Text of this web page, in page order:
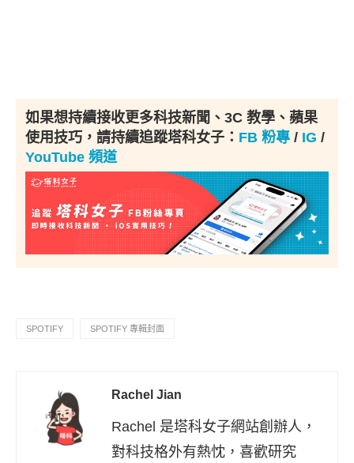
如果想持續接收更多科技新聞、3C 教學、蘋果
使用技巧，請持續追蹤塔科女子： FB 粉專 / IG /
YouTube 頻道
SPOTIFY SPOTIFY 專輯封面
Rachel Jian
Rachel 是塔科女子網站創辦人，
對科技格外有熱忱，喜歡研究